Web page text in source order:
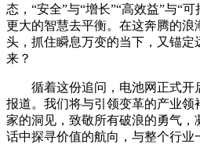
态，“安全”与“增长”“高效益”与“
更大的智慧去平衡。在这奔腾的浪
头，抓住瞬息万变的当下，又锚定
来？
循着这份追问，电池网正式开
报道。我们将与引领变革的产业领
家的洞见，致敬所有破浪的勇气
话中探寻价值的航向，与整个行业